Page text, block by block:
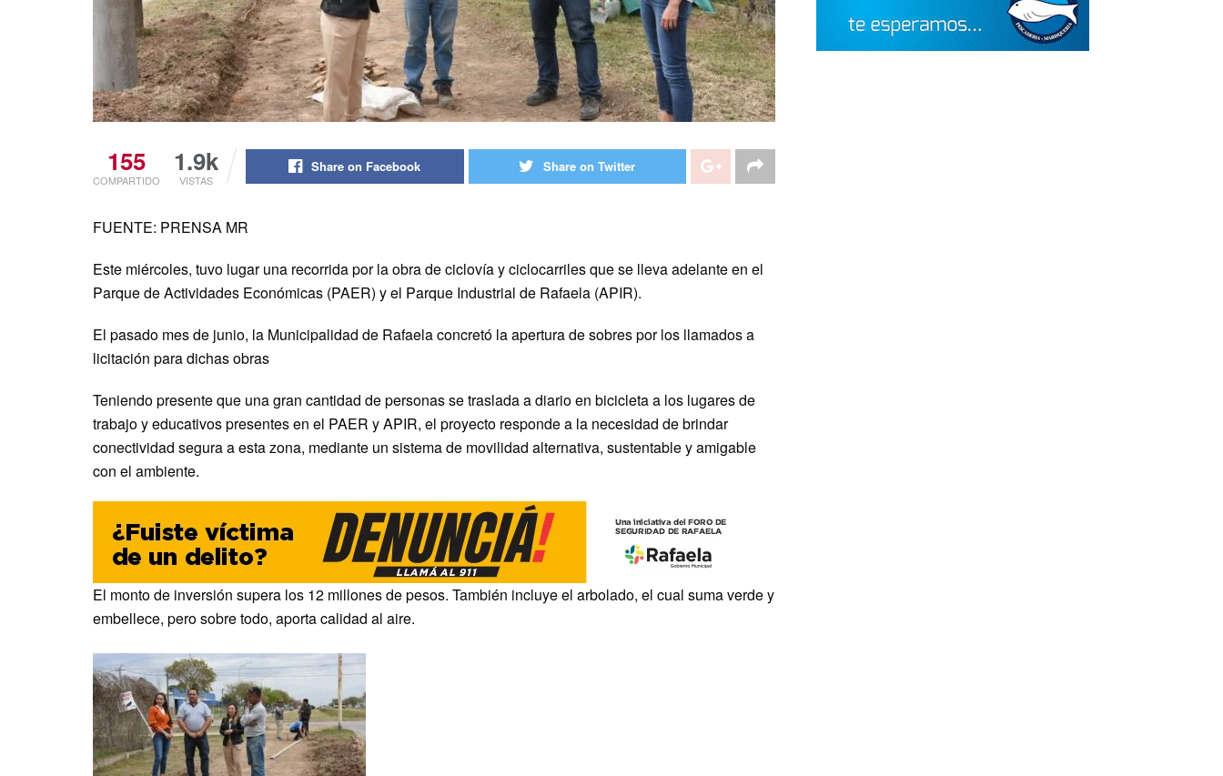
155
COMPARTIDO
1.9k
VISTAS
Share on Facebook Share on Twitter
FUENTE: PRENSA MR
Este miércoles, tuvo lugar una recorrida por la obra de ciclovía y ciclocarriles que se lleva adelante en el
Parque de Actividades Económicas (PAER) y el Parque Industrial de Rafaela (APIR).
El pasado mes de junio, la Municipalidad de Rafaela concretó la apertura de sobres por los llamados a
licitación para dichas obras
Teniendo presente que una gran cantidad de personas se traslada a diario en bicicleta a los lugares de
trabajo y educativos presentes en el PAER y APIR, el proyecto responde a la necesidad de brindar
conectividad segura a esta zona, mediante un sistema de movilidad alternativa, sustentable y amigable
con el ambiente.
El monto de inversión supera los 12 millones de pesos. También incluye el arbolado, el cual suma verde y
embellece, pero sobre todo, aporta calidad al aire.